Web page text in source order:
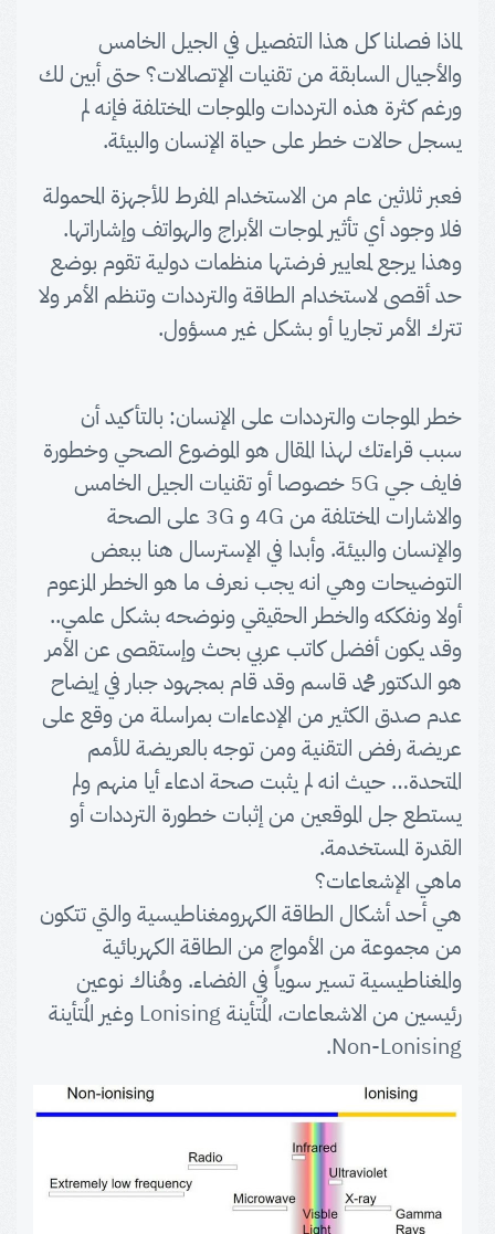
لماذا فصلنا كل هذا التفصيل في الجيل الخامس
والأجيال السابقة من تقنيات الإتصالات؟ حتى أبين لك
ورغم كثرة هذه الترددات والموجات المختلفة فإنه لم
يسجل حالات خطر على حياة الإنسان والبيئة.
فعبر ثلاثين عام من الاستخدام المفرط للأجهزة المحمولة
فلا وجود أي تأثير لموجات الأبراج والهواتف وإشاراتها.
وهذا يرجع لمعايير فرضتها منظمات دولية تقوم بوضع
حد أقصى لاستخدام الطاقة والترددات وتنظم الأمر ولا
تترك الأمر تجاريا أو بشكل غير مسؤول.
خطر الموجات والترددات على الإنسان: بالتأكيد أن
سبب قراءتك لهذا المقال هو الموضوع الصحي وخطورة
فايف جي 5G خصوصا أو تقنيات الجيل الخامس
والاشارات المختلفة من 4G و 3G على الصحة
والإنسان والبيئة. وأبدا في الإسترسال هنا ببعض
التوضيحات وهي انه يجب نعرف ما هو الخطر المزعوم
أولا ونفككه والخطر الحقيقي ونوضحه بشكل علمي..
وقد يكون أفضل كاتب عربي بحث وإستقصى عن الأمر
هو الدكتور محمد قاسم وقد قام بمجهود جبار في إيضاح
عدم صدق الكثير من الإدعاءات بمراسلة من وقع على
عريضة رفض التقنية ومن توجه بالعريضة للأمم
المتحدة… حيث انه لم يثبت صحة ادعاء أيا منهم ولم
يستطع جل الموقعين من إثبات خطورة الترددات أو
القدرة المستخدمة.
ماهي الإشعاعات؟
هي أحد أشكال الطاقة الكهرومغناطيسية والتي تتكون
من مجموعة من الأمواج من الطاقة الكهربائية
والمغناطيسية تسير سوياً في الفضاء. وهُناك نوعين
رئيسين من الاشعاعات، المُتأينة Lonising وغير المُتأينة
Non-Lonising.